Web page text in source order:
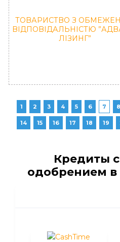
ТОВАРИСТВО З
ВIДПОВIДАЛЬНIСТЮ
ЛІЗИНГ”
1 2 3 4 5 6 7 8
14 15 16 17 18 19
Кредиты
одобрением в